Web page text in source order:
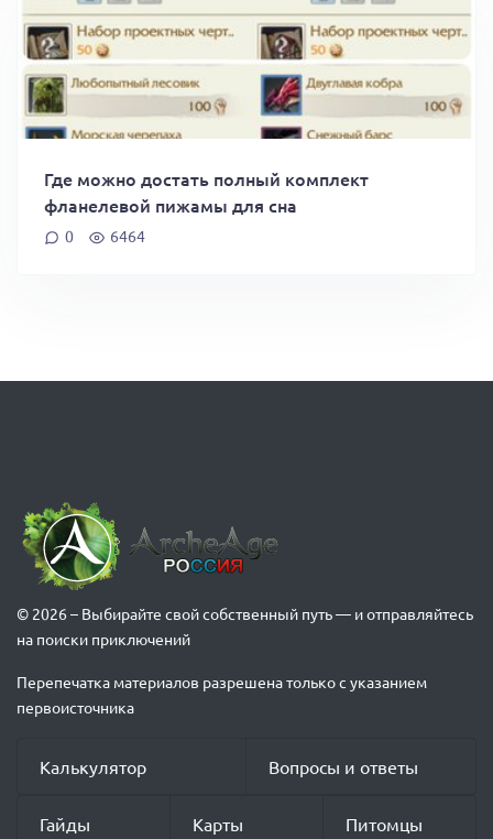
Где можно достать полный комплект
фланелевой пижамы для сна
0 6464
© 2026 – Выбирайте свой собственный путь — и отправляйтесь
на поиски приключений
Перепечатка материалов разрешена только с указанием
первоисточника
Калькулятор Вопросы и ответы
Гайды Карты Питомцы